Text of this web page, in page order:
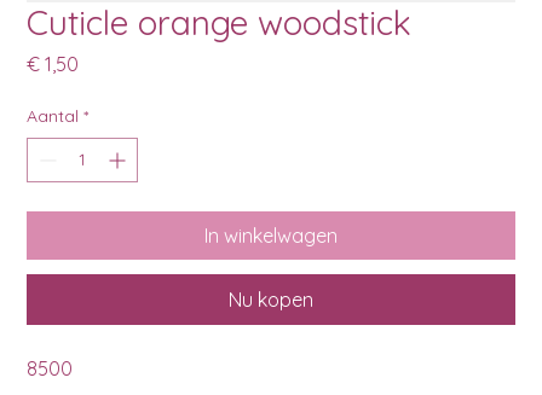
Cuticle orange woodstick
€ 1,50
Aantal *
In winkelwagen
Nu kopen
8500